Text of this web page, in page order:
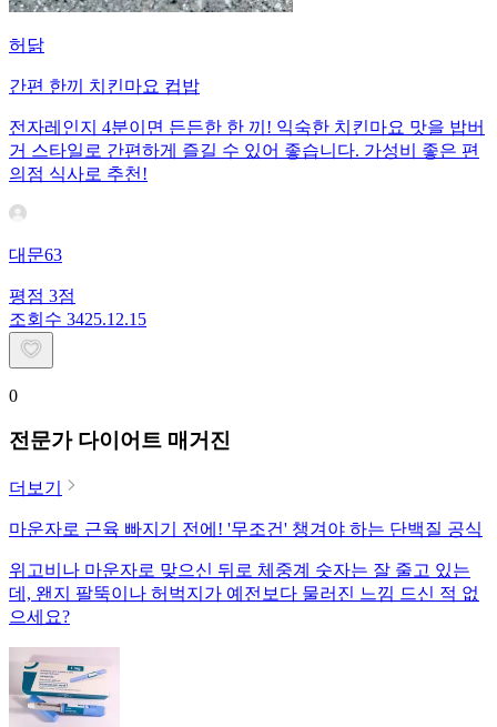
허닭
간편 한끼 치킨마요 컵밥
전자레인지 4분이면 든든한 한 끼! 익숙한 치킨마요 맛을 밥버
거 스타일로 간편하게 즐길 수 있어 좋습니다. 가성비 좋은 편
의점 식사로 추천!
대문63
평점 3점
조회수 3425.12.15
0
전문가 다이어트 매거진
더보기
마운자로 근육 빠지기 전에! '무조건' 챙겨야 하는 단백질 공식
위고비나 마운자로 맞으신 뒤로 체중계 숫자는 잘 줄고 있는
데, 왠지 팔뚝이나 허벅지가 예전보다 물러진 느낌 드신 적 없
으세요?